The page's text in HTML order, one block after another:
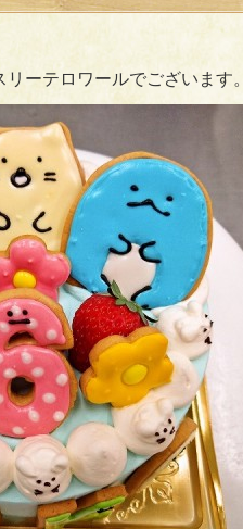
ーテロワールでございます。